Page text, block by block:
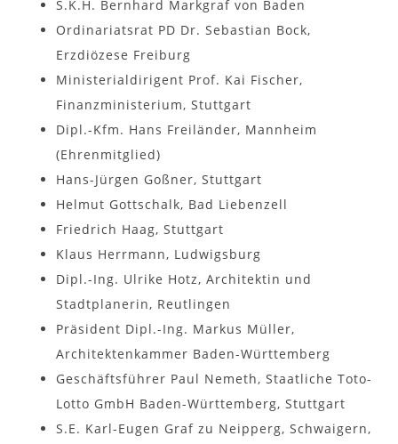
S.K.H. Bernhard Markgraf von Baden
Ordinariatsrat PD Dr. Sebastian Bock,
Erzdiözese Freiburg
Ministerialdirigent Prof. Kai Fischer,
Finanzministerium, Stuttgart
Dipl.-Kfm. Hans Freiländer, Mannheim
(Ehrenmitglied)
Hans-Jürgen Goßner, Stuttgart
Helmut Gottschalk, Bad Liebenzell
Friedrich Haag, Stuttgart
Klaus Herrmann, Ludwigsburg
Dipl.-Ing. Ulrike Hotz, Architektin und
Stadtplanerin, Reutlingen
Präsident Dipl.-Ing. Markus Müller,
Architektenkammer Baden-Württemberg
Geschäftsführer Paul Nemeth, Staatliche Toto-
Lotto GmbH Baden-Württemberg, Stuttgart
S.E. Karl-Eugen Graf zu Neipperg, Schwaigern,